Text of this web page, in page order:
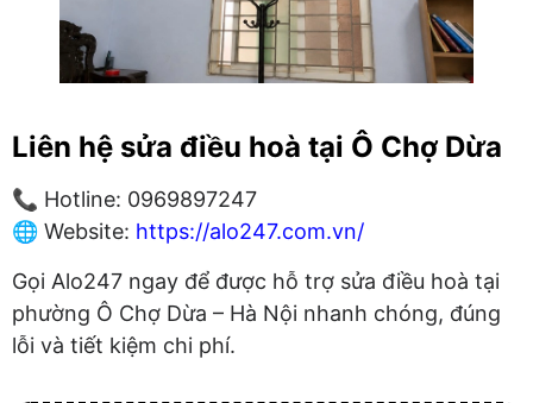
Liên hệ sửa điều hoà tại Ô Chợ Dừa
📞 Hotline: 0969897247
🌐 Website: https://alo247.com.vn/
Gọi Alo247 ngay để được hỗ trợ sửa điều hoà tại
phường Ô Chợ Dừa – Hà Nội nhanh chóng, đúng
lỗi và tiết kiệm chi phí.